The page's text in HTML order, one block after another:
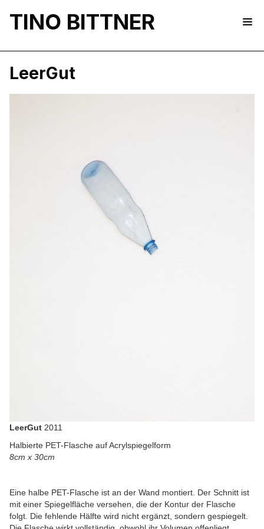
TINO BITTNER
LeerGut
LeerGut 2011
Halbierte PET-Flasche auf Acrylspiegelform
8cm x 30cm
Eine halbe PET-Flasche ist an der Wand montiert. Der Schnitt ist
mit einer Spiegelfläche versehen, die der Kontur der Flasche
folgt. Die fehlende Hälfte wird nicht ergänzt, sondern gespiegelt.